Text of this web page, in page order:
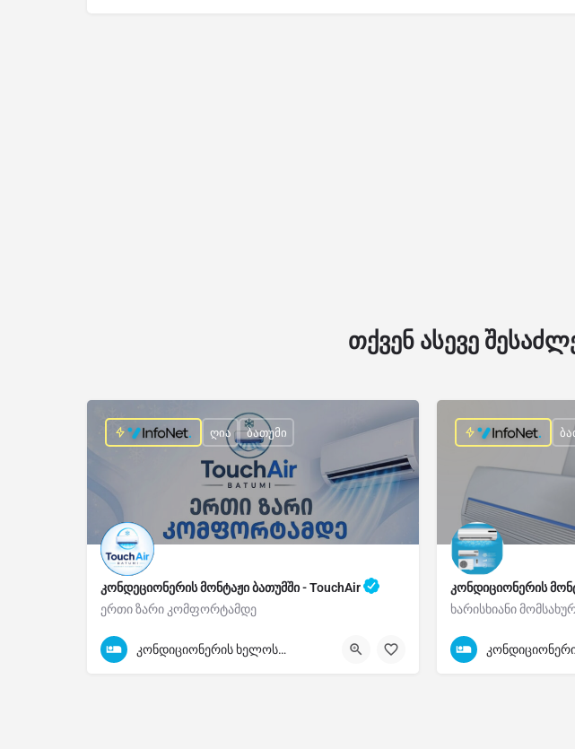
თქვენ ასევე
კონდეციონერის მონტაჟი ბათუმში - TouchAir
ერთი ზარი კომფორტამდე
595-50-63-53
ღია ბათუმი
კონდიციონერის ხელოსანი
კონდიციონერის
ხარისხიანი
598-50-08-92